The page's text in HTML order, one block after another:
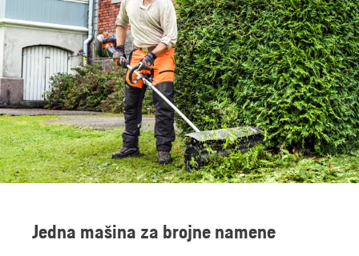
Jedna mašina za brojne namene